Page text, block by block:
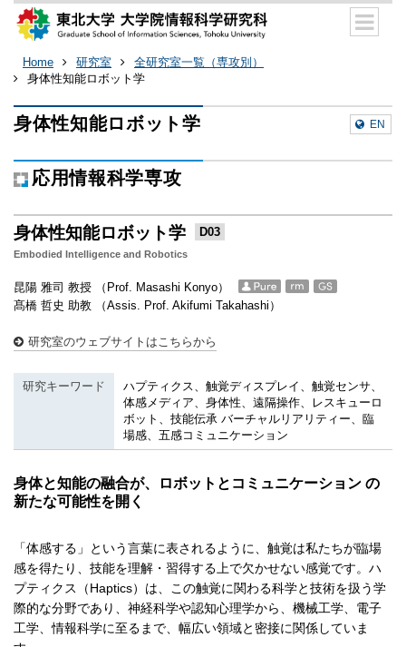
Home 研究室
全研究室一覧（専攻別）
身体性知能ロボット学
身体性知能ロボット学 EN
応用情報科学専攻
身体性知能ロボット学 D03
Embodied Intelligence and Robotics
昆陽 雅司 教授 （Prof. Masashi Konyo）
髙橋 哲史 助教 （Assis. Prof. Akifumi Takahashi）
研究室のウェブサイトはこちらから
研究キーワード
ハプティクス、触覚ディスプレイ、触覚センサ、
体感メディア、身体性、遠隔操作、レスキューロ
ボット、技能伝承 バーチャルリアリティー、臨
場感、五感コミュニケーション
身体と知能の融合が、ロボットとコミュニケーション の
新たな可能性を開く
「体感する」という言葉に表されるように、触覚は私たちが臨場
感を得たり、技能を理解・習得する上で欠かせない感覚です。ハ
プティクス（Haptics）は、この触覚に関わる科学と技術を扱う学
際的な分野であり、神経科学や認知心理学から、機械工学、電子
工学、情報科学に至るまで、幅広い領域と密接に関係していま